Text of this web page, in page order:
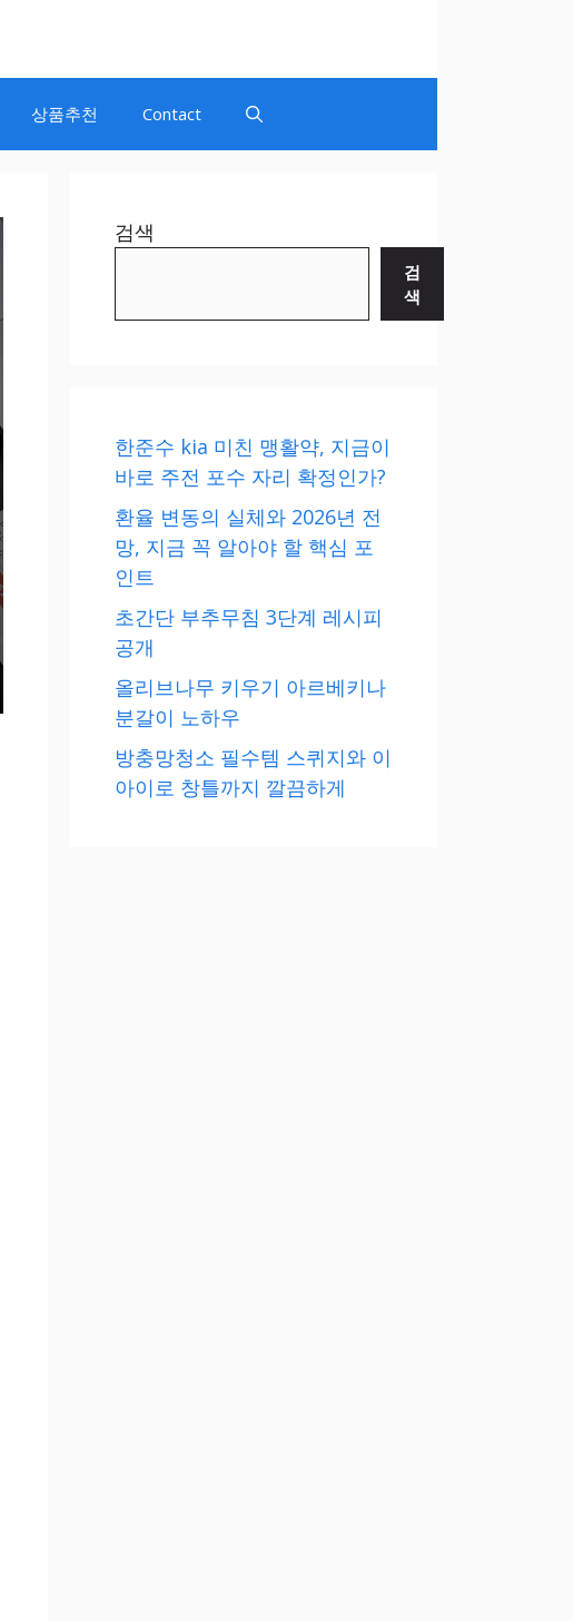
상품추천 Contact
검색
검
색
한준수 kia 미친 맹활약, 지금이
바로 주전 포수 자리 확정인가?
환율 변동의 실체와 2026년 전
망, 지금 꼭 알아야 할 핵심 포
인트
초간단 부추무침 3단계 레시피
공개
올리브나무 키우기 아르베키나
분갈이 노하우
방충망청소 필수템 스퀴지와 이
아이로 창틀까지 깔끔하게